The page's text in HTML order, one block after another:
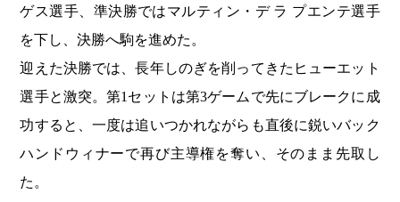
ゲス選手、準決勝ではマルティン・デ ラ プエンテ選手
を下し、決勝へ駒を進めた。
迎えた決勝では、長年しのぎを削ってきたヒューエット
選手と激突。第1セットは第3ゲームで先にブレークに成
功すると、一度は追いつかれながらも直後に鋭いバック
ハンドウィナーで再び主導権を奪い、そのまま先取し
た。